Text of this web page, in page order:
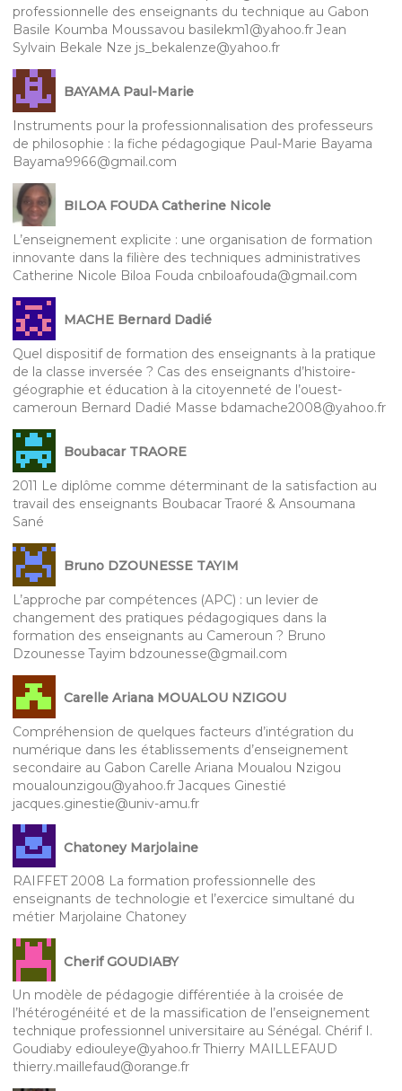
professionnelle des enseignants du technique au Gabon
Basile Koumba Moussavou basilekm1@yahoo.fr Jean
Sylvain Bekale Nze js_bekalenze@yahoo.fr
BAYAMA Paul-Marie
Instruments pour la professionnalisation des professeurs
de philosophie : la fiche pédagogique Paul-Marie Bayama
Bayama9966@gmail.com
BILOA FOUDA Catherine Nicole
L’enseignement explicite : une organisation de formation
innovante dans la filière des techniques administratives
Catherine Nicole Biloa Fouda cnbiloafouda@gmail.com
MACHE Bernard Dadié
Quel dispositif de formation des enseignants à la pratique
de la classe inversée ? Cas des enseignants d’histoire-
géographie et éducation à la citoyenneté de l’ouest-
cameroun Bernard Dadié Masse bdamache2008@yahoo.fr
Boubacar TRAORE
2011 Le diplôme comme déterminant de la satisfaction au
travail des enseignants Boubacar Traoré & Ansoumana
Sané
Bruno DZOUNESSE TAYIM
L’approche par compétences (APC) : un levier de
changement des pratiques pédagogiques dans la
formation des enseignants au Cameroun ? Bruno
Dzounesse Tayim bdzounesse@gmail.com
Carelle Ariana MOUALOU NZIGOU
Compréhension de quelques facteurs d’intégration du
numérique dans les établissements d’enseignement
secondaire au Gabon Carelle Ariana Moualou Nzigou
moualounzigou@yahoo.fr Jacques Ginestié
jacques.ginestie@univ-amu.fr
Chatoney Marjolaine
RAIFFET 2008 La formation professionnelle des
enseignants de technologie et l’exercice simultané du
métier Marjolaine Chatoney
Cherif GOUDIABY
Un modèle de pédagogie différentiée à la croisée de
l’hétérogénéité et de la massification de l’enseignement
technique professionnel universitaire au Sénégal. Chérif I.
Goudiaby ediouleye@yahoo.fr Thierry MAILLEFAUD
thierry.maillefaud@orange.fr